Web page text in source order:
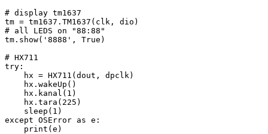
# display tm1637
tm = tm1637.TM1637(clk, dio)
# all LEDS on "88:88"
tm.show('8888', True)
# HX711
try:
    hx = HX711(dout, dpclk)
    hx.wakeUp()
    hx.kanal(1)
    hx.tara(225)
    sleep(1)
except OSError as e:
    print(e)